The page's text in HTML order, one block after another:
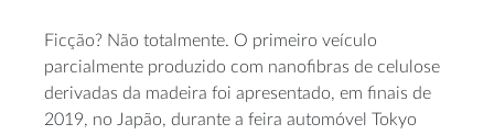
Ficção? Não totalmente. O primeiro veículo
parcialmente produzido com nanofibras de celulose
derivadas da madeira foi apresentado, em finais de
2019, no Japão, durante a feira automóvel Tokyo